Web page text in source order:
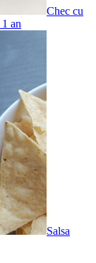
Chec cu
1 an
Salsa